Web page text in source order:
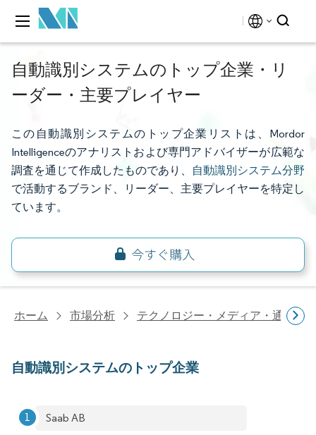
自動識別システムのトップ企業・リ
ーダー・主要プレイヤー
この自動識別システムのトップ企業リストは、Mordor
Intelligenceのアナリストおよび専門アドバイザーが広範な
調査を通じて作成したものであり、
自動識別システム分野
で活動するブランド、リーダー、主要プレイヤーを特定し
ています。
ホーム 市場分析 テクノロジー・メディア・通信研
自動識別システムのトップ企業
Saab AB